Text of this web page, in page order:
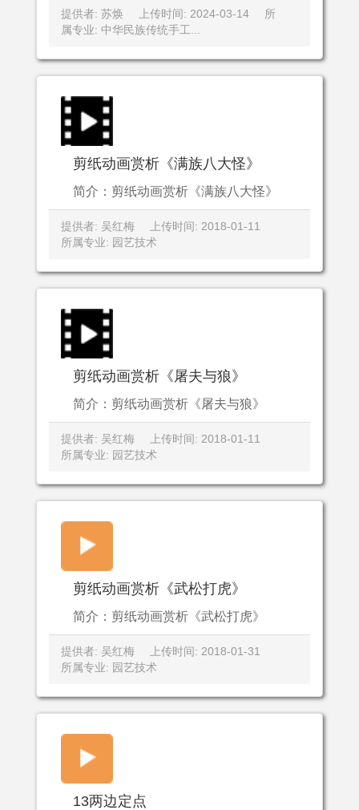
提供者: 苏焕 上传时间: 2024-03-14
所
属专业: 中华民族传统手工...
剪纸动画赏析《满族八大怪》
简介：剪纸动画赏析《满族八大怪》
提供者: 吴红梅
上传时间: 2018-01-11
所属专业: 园艺技术
剪纸动画赏析《屠夫与狼》
简介：剪纸动画赏析《屠夫与狼》
提供者: 吴红梅
上传时间: 2018-01-11
所属专业: 园艺技术
剪纸动画赏析《武松打虎》
简介：剪纸动画赏析《武松打虎》
提供者: 吴红梅
上传时间: 2018-01-31
所属专业: 园艺技术
13两边定点